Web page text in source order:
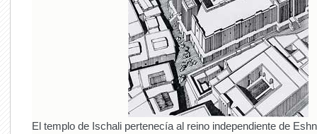
El templo de Ischali pertenecía al reino independiente de